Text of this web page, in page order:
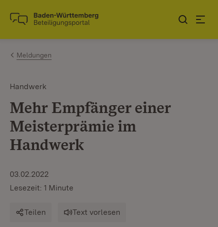
Zum Inhalt springen
Link zur Startseite
Meldungen
Handwerk
Mehr Empfänger einer
Meisterprämie im
Handwerk
03.02.2022
Lesezeit: 1 Minute
Teilen Text vorlesen